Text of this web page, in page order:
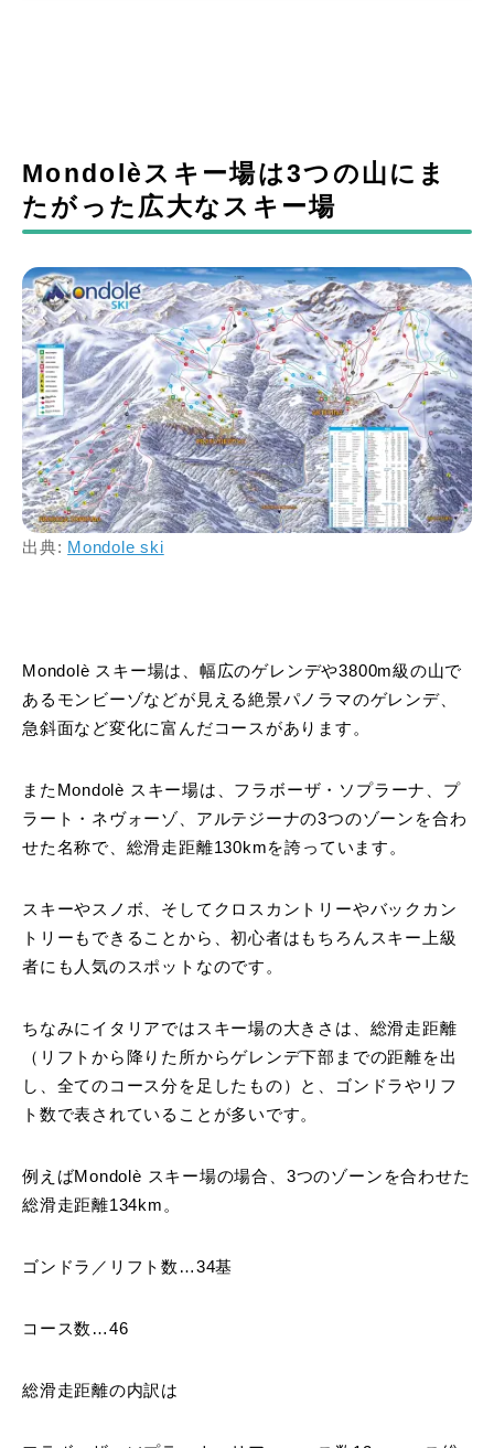
Mondolèスキー場は3つの山にま
たがった広大なスキー場
出典: Mondole ski
Mondolè スキー場は、幅広のゲレンデや3800m級の山で
あるモンビーゾなどが見える絶景パノラマのゲレンデ、
急斜面など変化に富んだコースがあります。
またMondolè スキー場は、フラボーザ・ソプラーナ、プ
ラート・ネヴォーゾ、アルテジーナの3つのゾーンを合わ
せた名称で、総滑走距離130kmを誇っています。
スキーやスノボ、そしてクロスカントリーやバックカン
トリーもできることから、初心者はもちろんスキー上級
者にも人気のスポットなのです。
ちなみにイタリアではスキー場の大きさは、総滑走距離
（リフトから降りた所からゲレンデ下部までの距離を出
し、全てのコース分を足したもの）と、ゴンドラやリフ
ト数で表されていることが多いです。
例えばMondolè スキー場の場合、3つのゾーンを合わせた
総滑走距離134km。
ゴンドラ／リフト数…34基
コース数…46
総滑走距離の内訳は